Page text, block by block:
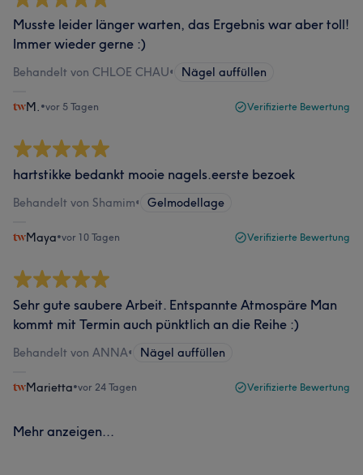
Musste leider länger warten, das Ergebnis war aber toll!
Immer wieder gerne :)
Behandelt von CHLOE CHAU• Nägel auffüllen
M. •vor 5 Tagen Verifizierte Bewertung
hartstikke bedankt mooie nagels.eerste bezoek
Behandelt von Shamim• Gelmodellage
Maya•vor 10 Tagen Verifizierte Bewertung
Sehr gute saubere Arbeit. Entspannte Atmospäre Man
kommt mit Termin auch pünktlich an die Reihe :)
Behandelt von ANNA• Nägel auffüllen
Marietta•vor 24 Tagen Verifizierte Bewertung
Mehr anzeigen...